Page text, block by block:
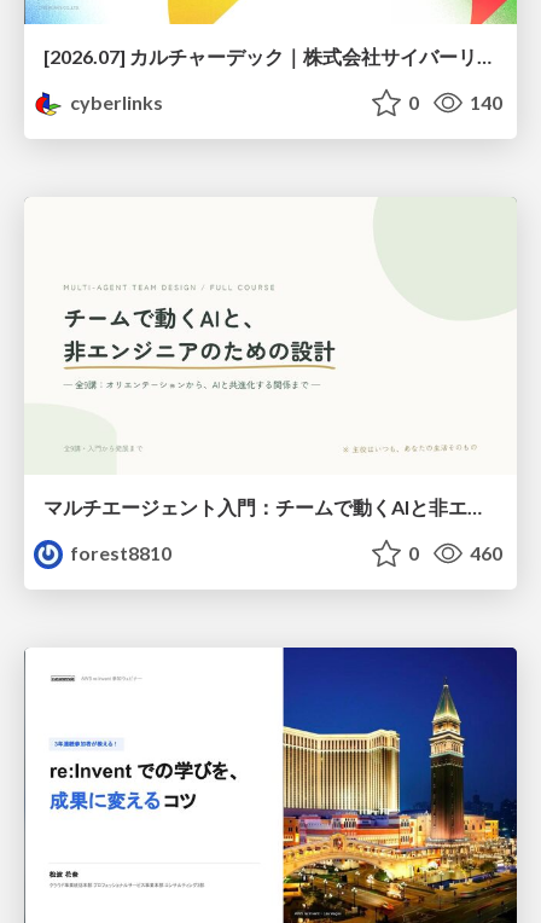
[2026.07] カルチャーデック｜株式会社サイバーリンクス
cyberlinks
0 140
forest8810
0 460